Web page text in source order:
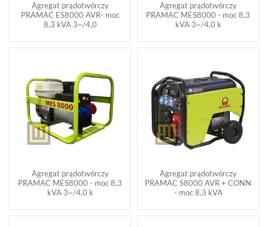
Agregat prądotwórczy
PRAMAC ES8000 AVR- moc
8,3 kVA 3~/4,0
Agregat prądotwórczy
PRAMAC MES8000 - moc 8,3
kVA 3~/4,0 k
Agregat prądotwórczy
PRAMAC MES8000 - moc 8,3
kVA 3~/4,0 k
Agregat prądotwórczy
PRAMAC S8000 AVR + CONN
- moc 8,3 kVA